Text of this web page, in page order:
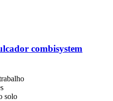
combisystem
solo